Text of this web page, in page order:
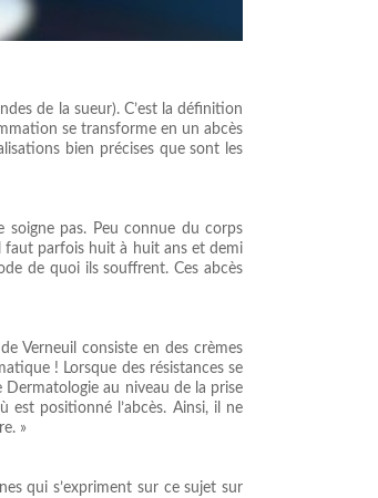
de la sueur). C’est la définition
se transforme en un abcès
bien précises que sont les
soigne pas. Peu connue du corps
faut parfois huit à huit ans et demi
de quoi ils souffrent. Ces abcès
Verneuil consiste en des crèmes
! Lorsque des résistances se
au niveau de la prise
est positionné l’abcès. Ainsi, il ne
»
qui s’expriment sur ce sujet sur